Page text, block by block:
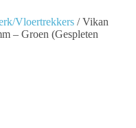
Vloertrekkers/ Vikan
– Groen (Gespleten